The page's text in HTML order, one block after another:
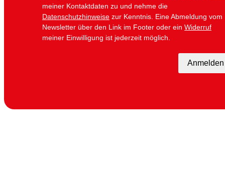
meiner Kontaktdaten zu und nehme die
Datenschutzhinweise zur Kenntnis. Eine Abmeldung vom
Newsletter über den Link im Footer oder ein Widerruf
meiner Einwilligung ist jederzeit möglich.
Anmelden